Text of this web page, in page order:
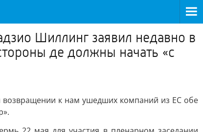
Шиллинг заявил недавно в
де должны начать «с
возвращении к нам ушедших компаний из ЕС обе